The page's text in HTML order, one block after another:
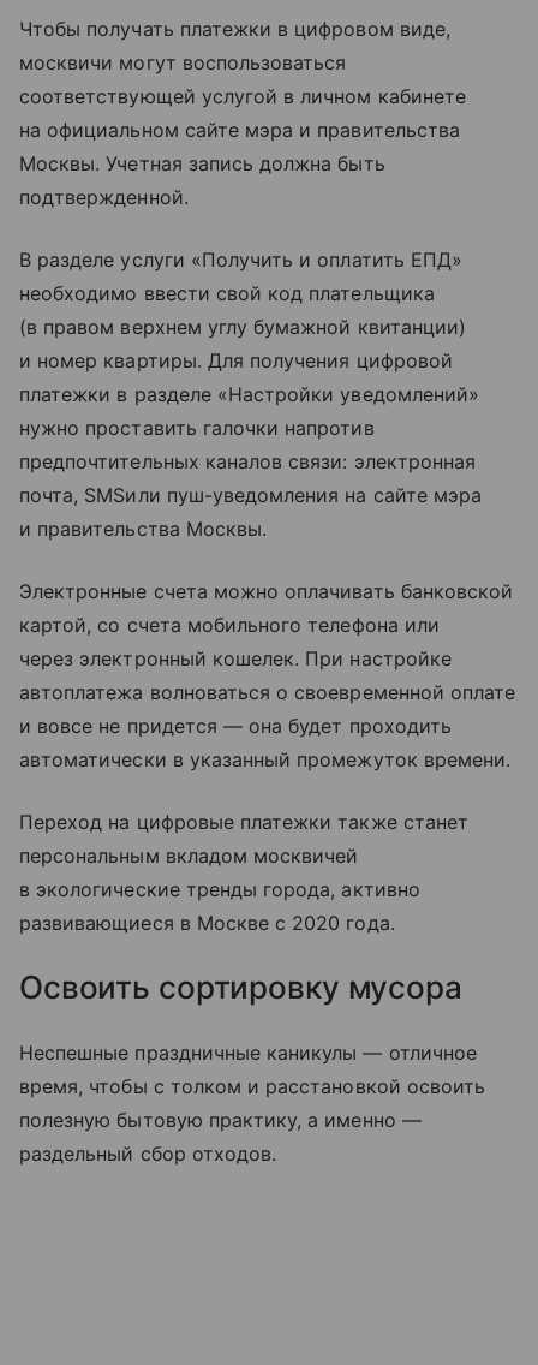
Чтобы получать платежки в цифровом виде,
москвичи могут воспользоваться
соответствующей услугой в личном кабинете
на официальном сайте мэра и правительства
Москвы. Учетная запись должна быть
подтвержденной.
В разделе услуги «Получить и оплатить ЕПД»
необходимо ввести свой код плательщика
(в правом верхнем углу бумажной квитанции)
и номер квартиры. Для получения цифровой
платежки в разделе «Настройки уведомлений»
нужно проставить галочки напротив
предпочтительных каналов связи: электронная
почта, SMSили пуш-уведомления на сайте мэра
и правительства Москвы.
Электронные счета можно оплачивать банковской
картой, со счета мобильного телефона или
через электронный кошелек. При настройке
автоплатежа волноваться о своевременной оплате
и вовсе не придется — она будет проходить
автоматически в указанный промежуток времени.
Переход на цифровые платежки также станет
персональным вкладом москвичей
в экологические тренды города, активно
развивающиеся в Москве с 2020 года.
Освоить сортировку мусора
Неспешные праздничные каникулы — отличное
время, чтобы с толком и расстановкой освоить
полезную бытовую практику, а именно —
раздельный сбор отходов.